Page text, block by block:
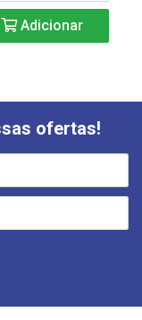
Adicionar
ofertas!